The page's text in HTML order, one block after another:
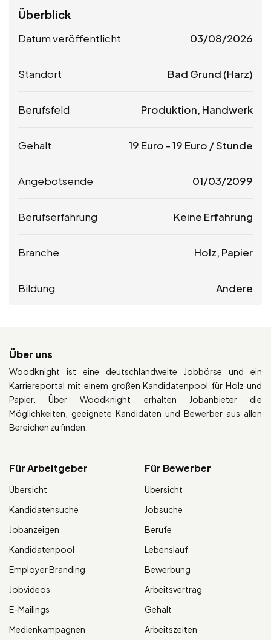
Überblick
Datum veröffentlicht 03/08/2026
Standort Bad Grund (Harz)
Berufsfeld Produktion, Handwerk
Gehalt 19 Euro -19 Euro / Stunde
Angebotsende 01/03/2099
Berufserfahrung Keine Erfahrung
Branche Holz, Papier
Bildung Andere
Über uns
Woodknight ist eine deutschlandweite Jobbörse und ein
Karriereportal mit einem großen Kandidatenpool für Holz und
Papier. Über Woodknight erhalten Jobanbieter die
Möglichkeiten, geeignete Kandidaten und Bewerber aus allen
Bereichen zu finden.
Für Arbeitgeber
Übersicht
Kandidatensuche
Jobanzeigen
Kandidatenpool
Employer Branding
Jobvideos
E-Mailings
Medienkampagnen
Für Bewerber
Übersicht
Jobsuche
Berufe
Lebenslauf
Bewerbung
Arbeitsvertrag
Gehalt
Arbeitszeiten